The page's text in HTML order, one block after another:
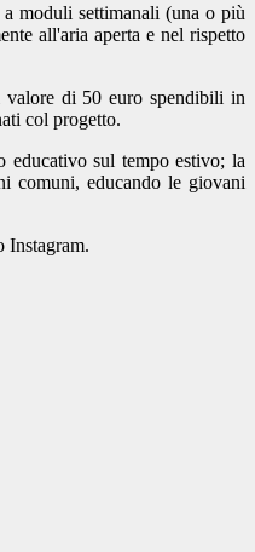
moduli settimanali (una o più
all'aria aperta e nel rispetto
di 50 euro spendibili in
col progetto.
educativo sul tempo estivo; la
comuni, educando le giovani
Instagram.